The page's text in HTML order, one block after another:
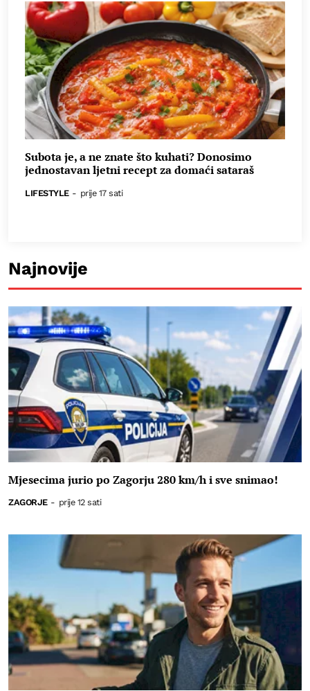
Subota je, a ne znate što kuhati? Donosimo
jednostavan ljetni recept za domaći sataraš
LIFESTYLE - prije 17 sati
Najnovije
Mjesecima jurio po Zagorju 280 km/h i sve snimao!
ZAGORJE - prije 12 sati